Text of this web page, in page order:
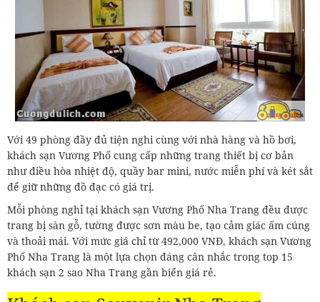
Với 49 phòng đầy đủ tiện nghi cùng với nhà hàng và hồ bơi,
khách sạn Vương Phố cung cấp những trang thiết bị cơ bản
như điều hòa nhiệt độ, quầy bar mini, nước miễn phí và két sắt
để giữ những đồ đạc có giá trị.
Mỗi phòng nghỉ tại khách sạn Vương Phố Nha Trang đều được
trang bị sàn gỗ, tường được sơn màu be, tạo cảm giác ấm cúng
và thoải mái. Với mức giá chỉ từ 492,000 VNĐ, khách sạn Vương
Phố Nha Trang là một lựa chọn đáng cân nhắc trong top 15
khách sạn 2 sao Nha Trang gần biển giá rẻ.